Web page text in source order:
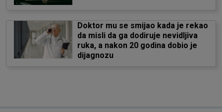
Doktor mu se smijao kada je rekao
da misli da ga dodiruje nevidljiva
ruka, a nakon 20 godina dobio je
dijagnozu